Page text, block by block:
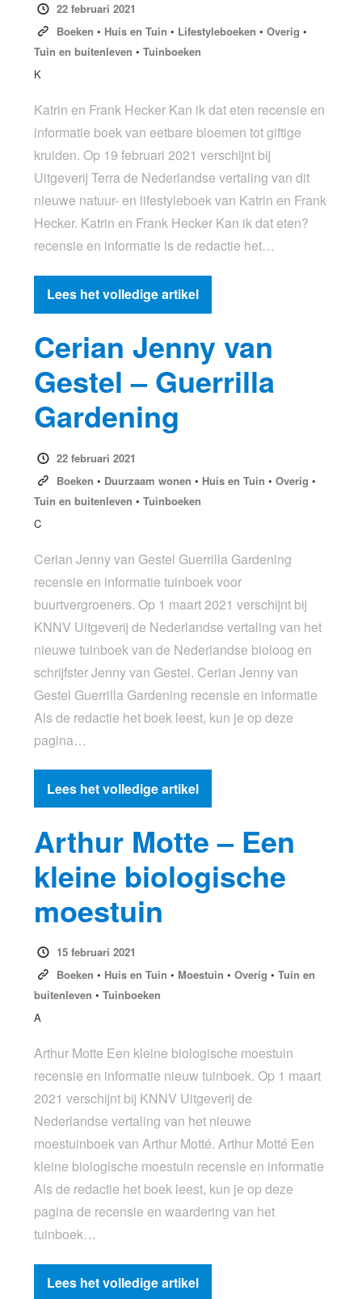
22 februari 2021
Boeken • Huis en Tuin • Lifestyleboeken • Overig •
Tuin en buitenleven •Tuinboeken
K
Katrin en Frank Hecker Kan ik dat eten recensie en
informatie boek van eetbare bloemen tot giftige
kruiden. Op 19 februari 2021 verschijnt bij
Uitgeverij Terra de Nederlandse vertaling van dit
nieuwe natuur- en lifestyleboek van Katrin en Frank
Hecker. Katrin en Frank Hecker Kan ik dat eten?
recensie en informatie ls de redactie het…
Lees het volledige artikel
Cerian Jenny van
Gestel – Guerrilla
Gardening
22 februari 2021
Boeken • Duurzaam wonen • Huis en Tuin • Overig •
Tuin en buitenleven •Tuinboeken
C
Cerian Jenny van Gestel Guerrilla Gardening
recensie en informatie tuinboek voor
buurtvergroeners. Op 1 maart 2021 verschijnt bij
KNNV Uitgeverij de Nederlandse vertaling van het
nieuwe tuinboek van de Nederlandse bioloog en
schrijfster Jenny van Gestel. Cerian Jenny van
Gestel Guerrilla Gardening recensie en informatie
Als de redactie het boek leest, kun je op deze
pagina…
Lees het volledige artikel
Arthur Motte – Een
kleine biologische
moestuin
15 februari 2021
Boeken • Huis en Tuin • Moestuin • Overig • Tuin en
buitenleven •Tuinboeken
A
Arthur Motte Een kleine biologische moestuin
recensie en informatie nieuw tuinboek. Op 1 maart
2021 verschijnt bij KNNV Uitgeverij de
Nederlandse vertaling van het nieuwe
moestuinboek van Arthur Motté. Arthur Motté Een
kleine biologische moestuin recensie en informatie
Als de redactie het boek leest, kun je op deze
pagina de recensie en waardering van het
tuinboek…
Lees het volledige artikel